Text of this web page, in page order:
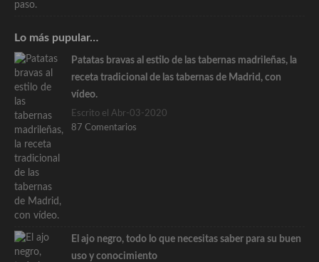
Lo más pupular…
Patatas bravas al estilo de las tabernas madrileñas, la
receta tradicional de las tabernas de Madrid, con
vídeo.
Escrito el Abr-03-2020
87 Comentarios
El ajo negro, todo lo que necesitas saber para su buen
uso y conocimiento